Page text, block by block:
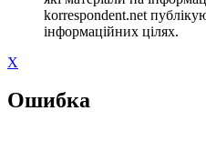
korrespondent.net
інформаційних цілях.
X
Ошибка